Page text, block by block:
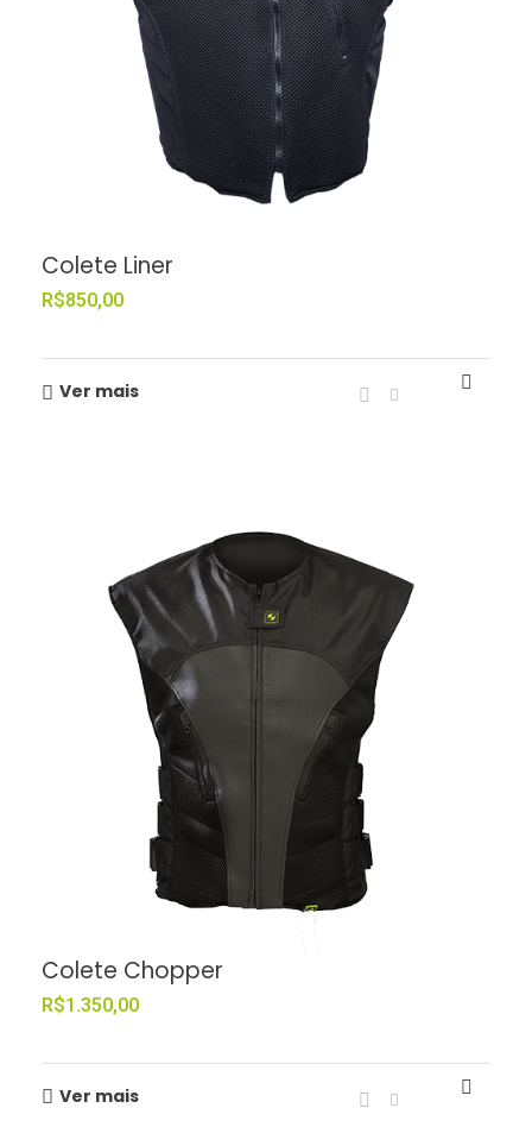
Colete Liner
R$850,00
Ver mais
Colete Chopper
R$1.350,00
Ver mais